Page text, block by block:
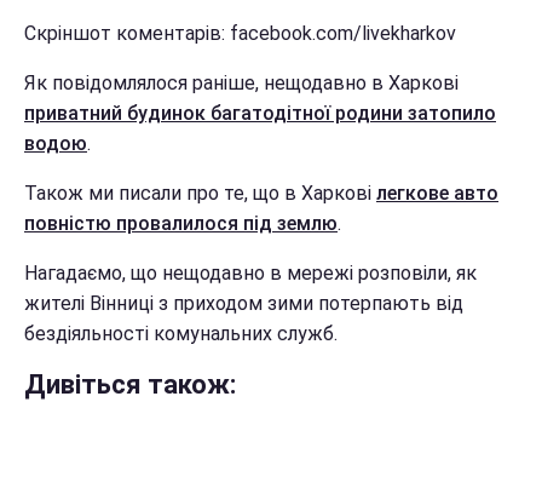
Скріншот коментарів: facebook.com/livekharkov
Як повідомлялося раніше, нещодавно в Харкові
приватний будинок багатодітної родини затопило
водою.
Також ми писали про те, що в Харкові легкове авто
повністю провалилося під землю.
Нагадаємо, що нещодавно в мережі розповіли, як
жителі Вінниці з приходом зими потерпають від
бездіяльності комунальних служб.
Дивіться також: